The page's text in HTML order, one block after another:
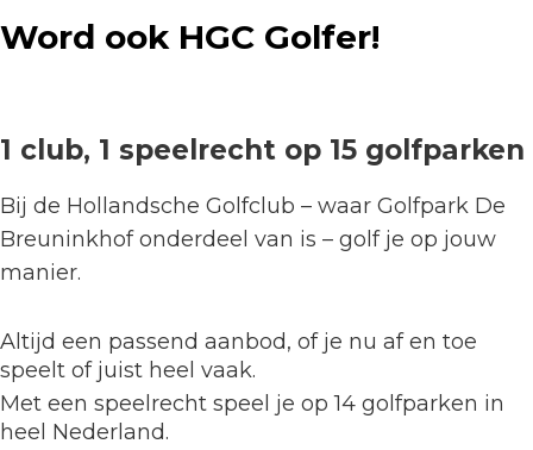
Word ook HGC Golfer!
1 club, 1 speelrecht op 15 golfparken
Bij de Hollandsche Golfclub – waar Golfpark De
Breuninkhof onderdeel van is – golf je op jouw
manier.
Altijd een passend aanbod, of je nu af en toe
speelt of juist heel vaak.
Met een speelrecht speel je op 14 golfparken in
heel Nederland.